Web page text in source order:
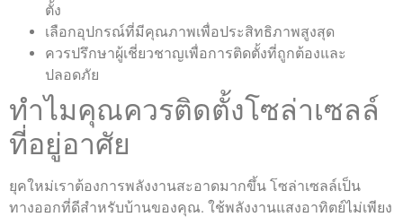
ตั้ง
เลือกอุปกรณ์ที่มีคุณภาพเพื่อประสิทธิภาพสูงสุด
ควรปรึกษาผู้เชี่ยวชาญเพื่อการติดตั้งที่ถูกต้องและ
ปลอดภัย
ทำไมคุณควรติดตั้งโซล่าเซลล์
ที่อยู่อาศัย
ยุคใหม่เราต้องการพลังงานสะอาดมากขึ้น โซล่าเซลล์เป็น
ทางออกที่ดีสำหรับบ้านของคุณ. ใช้พลังงานแสงอาทิตย์ไม่เพียง